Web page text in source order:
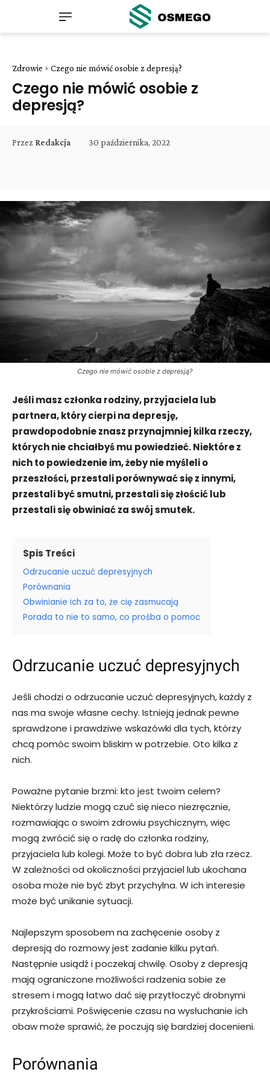
Zdrowie Czego nie mówić osobie z depresją?
Czego nie mówić osobie z
depresją?
Przez Redakcja 30 października, 2022
Czego nie mówić osobie z depresją?
Jeśli masz członka rodziny, przyjaciela lub
partnera, który cierpi na depresję,
prawdopodobnie znasz przynajmniej kilka rzeczy,
których nie chciałbyś mu powiedzieć. Niektóre z
nich to powiedzenie im, żeby nie myśleli o
przeszłości, przestali porównywać się z innymi,
przestali być smutni, przestali się złościć lub
przestali się obwiniać za swój smutek.
Spis Treści
Odrzucanie uczuć depresyjnych
Porównania
Obwinianie ich za to, że cię zasmucają
Porada to nie to samo, co prośba o pomoc
Odrzucanie uczuć depresyjnych
Jeśli chodzi o odrzucanie uczuć depresyjnych, każdy z
nas ma swoje własne cechy. Istnieją jednak pewne
sprawdzone i prawdziwe wskazówki dla tych, którzy
chcą pomóc swoim bliskim w potrzebie. Oto kilka z
nich.
Poważne pytanie brzmi: kto jest twoim celem?
Niektórzy ludzie mogą czuć się nieco niezręcznie,
rozmawiając o swoim zdrowiu psychicznym, więc
mogą zwrócić się o radę do członka rodziny,
przyjaciela lub kolegi. Może to być dobra lub zła rzecz.
W zależności od okoliczności przyjaciel lub ukochana
osoba może nie być zbyt przychylna. W ich interesie
może być unikanie sytuacji.
Najlepszym sposobem na zachęcenie osoby z
depresją do rozmowy jest zadanie kilku pytań.
Następnie usiądź i poczekaj chwilę. Osoby z depresją
mają ograniczone możliwości radzenia sobie ze
stresem i mogą łatwo dać się przytłoczyć drobnymi
przykrościami. Poświęcenie czasu na wysłuchanie ich
obaw może sprawić, że poczują się bardziej docenieni.
Porównania